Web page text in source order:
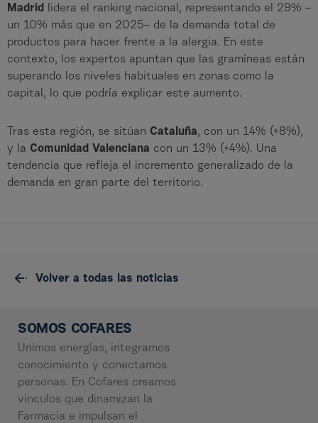
Madrid
lidera el ranking nacional, representando el 29% –
un 10% más que en 2025– de la demanda total de
productos para hacer frente a la alergia. En este
contexto, los expertos apuntan que las gramíneas están
superando los niveles habituales en zonas como la
capital, lo que podría explicar este aumento.
Tras esta región, se sitúan Cataluña, con un 14% (+8%),
y la Comunidad Valenciana con un 13% (+4%). Una
tendencia que refleja el incremento generalizado de la
demanda en gran parte del territorio.
Volver a todas las noticias
SOMOS COFARES
Unimos energías, integramos
conocimiento y conectamos
personas. En Cofares creamos
vínculos que dinamizan la
Farmacia e impulsan el